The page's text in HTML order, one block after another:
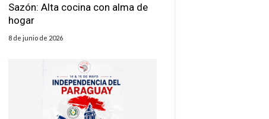
Sazón: Alta cocina con alma de
hogar
8 de junio de 2026